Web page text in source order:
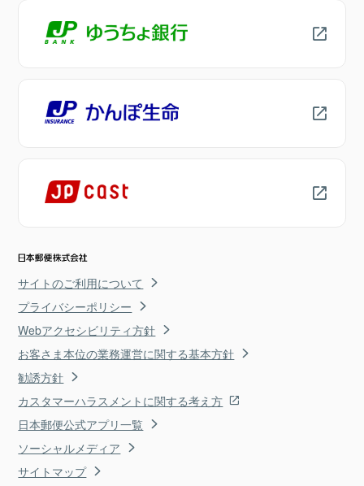
サイトのご利用について
プライバシーポリシー
Webアクセシビリティ方針
お客さま本位の業務運営に関する基本方針
勧誘方針
カスタマーハラスメントに関する考え方
日本郵便公式アプリ一覧
ソーシャルメディア
サイトマップ